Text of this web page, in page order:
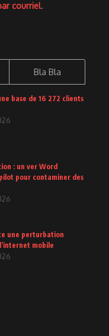
courriel.
Bla Bla
base de 16 272 clients
: un ver Word
pour contaminer des
une perturbation
mobile